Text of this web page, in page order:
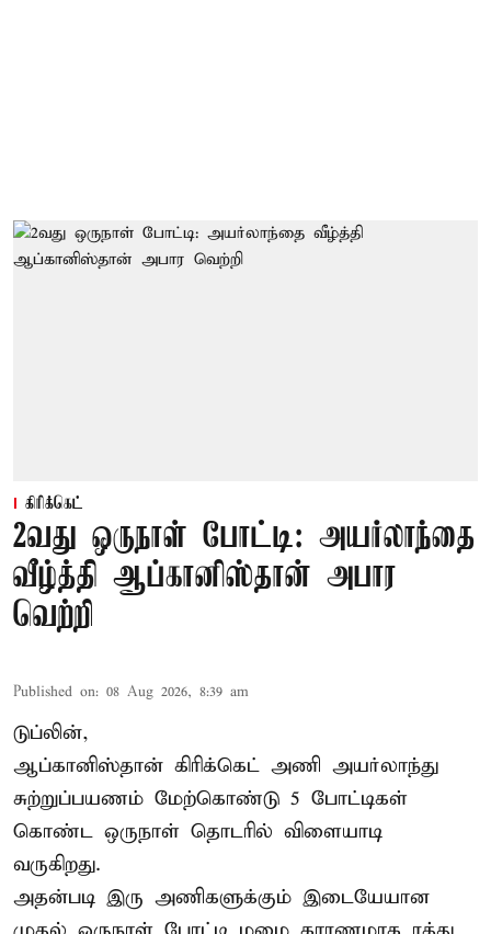
கிரிக்கெட்
2வது ஒருநாள் போட்டி: அயர்லாந்தை
வீழ்த்தி ஆப்கானிஸ்தான் அபார
வெற்றி
Published on: 08 Aug 2026, 8:39 am
டுப்லின்,
ஆப்கானிஸ்தான் கிரிக்கெட் அணி அயர்லாந்து
சுற்றுப்பயணம் மேற்கொண்டு 5 போட்டிகள்
கொண்ட ஒருநாள் தொடரில் விளையாடி
வருகிறது.
அதன்படி இரு அணிகளுக்கும் இடையேயான